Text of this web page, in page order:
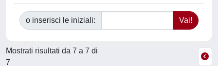
o inserisci le iniziali:
Mostrati risultati da 7 a 7 di
7